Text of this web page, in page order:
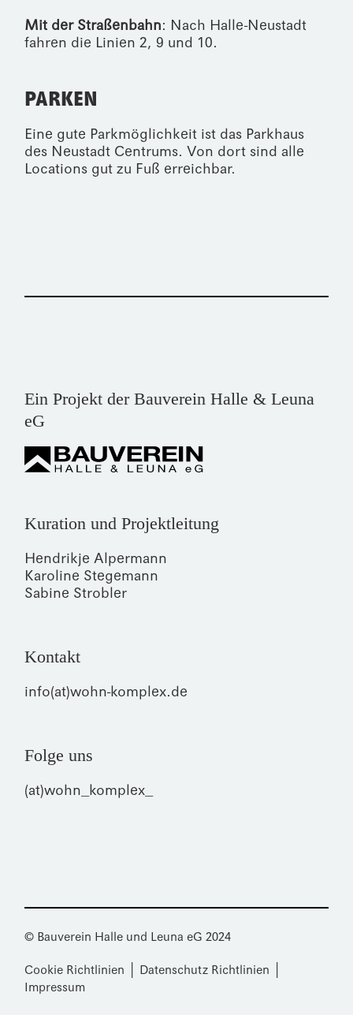
Mit der Straßenbahn: Nach Halle-Neustadt
fahren die Linien 2, 9 und 10.
PARKEN
Eine gute Parkmöglichkeit ist das Parkhaus
des Neustadt Centrums. Von dort sind alle
Locations gut zu Fuß erreichbar.
Ein Projekt der Bauverein Halle & Leuna
eG
Kuration und Projektleitung
Hendrikje Alpermann
Karoline Stegemann
Sabine Strobler
Kontakt
info(at)wohn-komplex.de
Folge uns
(at)wohn_komplex_
© Bauverein Halle und Leuna eG 2024
Cookie Richtlinien Datenschutz Richtlinien
Impressum